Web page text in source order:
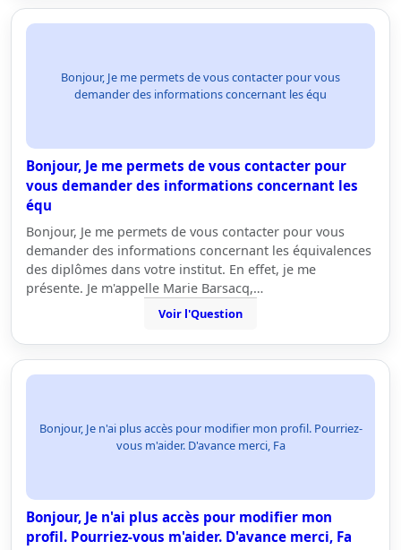
Bonjour, Je me permets de vous contacter pour vous
demander des informations concernant les équ
Bonjour, Je me permets de vous contacter pour
vous demander des informations concernant les
équ
Bonjour, Je me permets de vous contacter pour vous
demander des informations concernant les équivalences
des diplômes dans votre institut. En effet, je me
présente. Je m'appelle Marie Barsacq,…
Voir l'Question
Bonjour, Je n'ai plus accès pour modifier mon profil. Pourriez-
vous m'aider. D'avance merci, Fa
Bonjour, Je n'ai plus accès pour modifier mon
profil. Pourriez-vous m'aider. D'avance merci, Fa